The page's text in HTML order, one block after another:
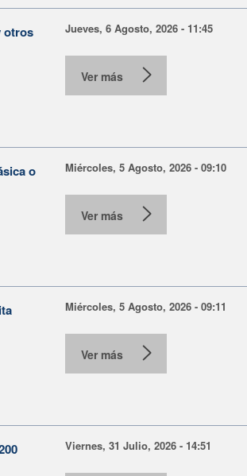
otros
Jueves, 6 Agosto, 2026 - 11:45
Ver más
o
Miércoles, 5 Agosto, 2026 - 09:10
Ver más
Miércoles, 5 Agosto, 2026 - 09:11
Ver más
Viernes, 31 Julio, 2026 - 14:51